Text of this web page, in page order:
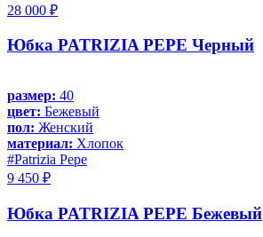
28 000 ₽
Юбка PATRIZIA PEPE Черный
размер: 40
цвет: Бежевый
пол: Женский
материал: Хлопок
#Patrizia Pepe
9 450 ₽
Юбка PATRIZIA PEPE Бежевый